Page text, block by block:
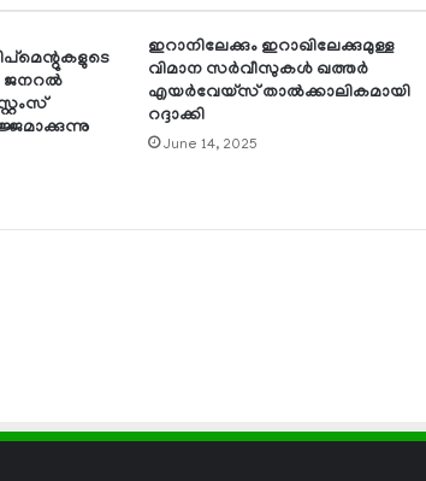
ജനറല്‍
ഇറാനിലേക്കും ഇറാഖിലേക്കുമുള്ള
വിമാന സര്‍വീസുകള്‍ ഖത്തര്‍
എയര്‍വേയ്സ് താല്‍ക്കാലികമായി
റദ്ദാക്കി
June 14, 2025